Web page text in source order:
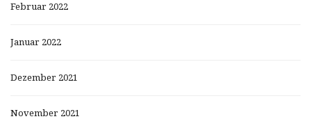
Februar 2022
Januar 2022
Dezember 2021
November 2021